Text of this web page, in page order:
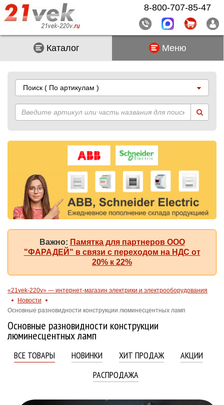
Каталог Меню
Поиск ( По артикулам )
Важно: Памятка для партнеров ООО
"ФАРАДЕЙ" в связи с переходом на НДС от
20% к 22%
«21vek-220v» — интернет-магазин электрики и электрооборудования
Новости
Основные разновидности конструкции люминесцентных ламп
Основные разновидности конструкции
люминесцентных ламп
ВСЕ ТОВАРЫ НОВИНКИ ХИТ ПРОДАЖ
АКЦИИ
РАСПРОДАЖА
8-800-707-85-47